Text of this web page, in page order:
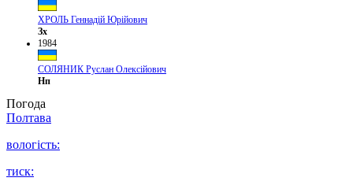
ХРОЛЬ Геннадій Юрійович
Зх
1984
СОЛЯНИК Руслан Олексійович
Нп
Погода
Полтава
вологість:
тиск: